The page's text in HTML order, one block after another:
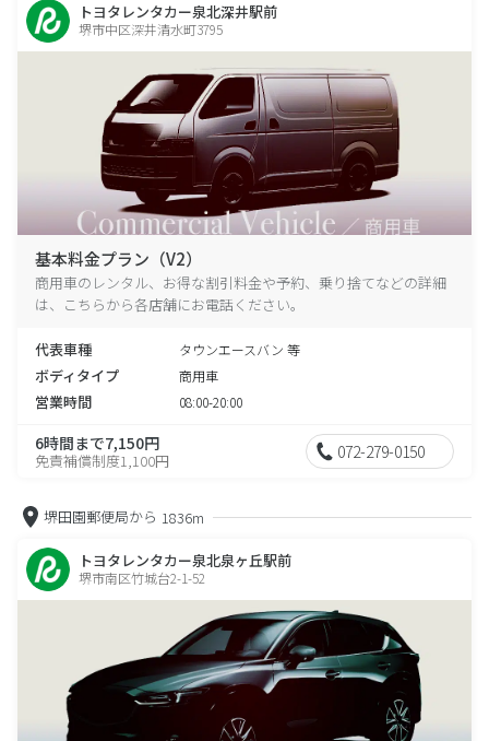
トヨタレンタカー泉北深井駅前
堺市中区深井清水町3795
基本料金プラン（V2）
商用車のレンタル、お得な割引料金や予約、乗り捨てなどの詳細
は、こちらから各店舗にお電話ください。
代表車種 タウンエースバン 等
ボディタイプ 商用車
営業時間 08:00-20:00
6時間まで7,150円
免責補償制度1,100円 072-279-0150
堺田園郵便局から 1836m
トヨタレンタカー泉北泉ヶ丘駅前
堺市南区竹城台2-1-52